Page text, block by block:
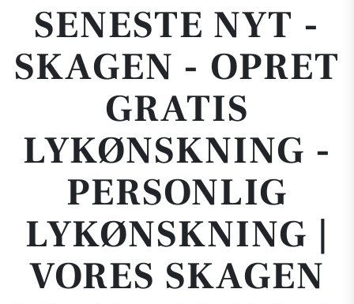
SENESTE NYT -
SKAGEN - OPRET
GRATIS
LYKØNSKNING -
PERSONLIG
LYKØNSKNING |
VORES SKAGEN